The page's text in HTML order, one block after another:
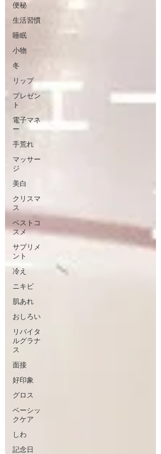
便秘
生活習慣
睡眠
小物
冬
リップ
プレゼン
ト
電子マネ
ー
手荒れ
マッサー
ジ
美白
クリスマ
ス
ベストコ
スメ
サプリメ
ント
冷え
ニキビ
肌あれ
おしろい
リバイタ
ルグラナ
ス
面接
好印象
グロス
ベーシッ
クケア
しわ
記念日